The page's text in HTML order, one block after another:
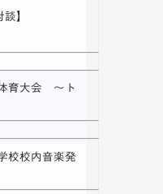
】
育大会 ～ト
校校内音楽発